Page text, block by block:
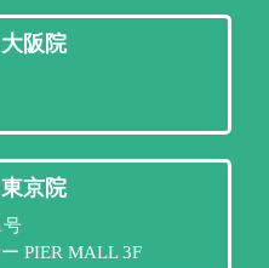
阪院
京院
号
PIER MALL 3F